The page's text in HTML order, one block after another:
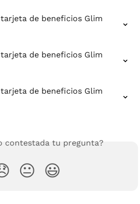
de beneficios Glim
de beneficios Glim
de beneficios Glim
contestada tu pregunta?
😐 😃